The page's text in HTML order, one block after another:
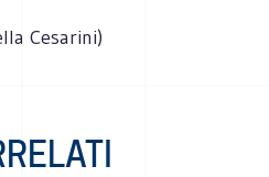
Cesarini)